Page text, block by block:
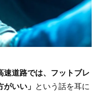
速道路では、フットブレ
いい」 という話を耳に